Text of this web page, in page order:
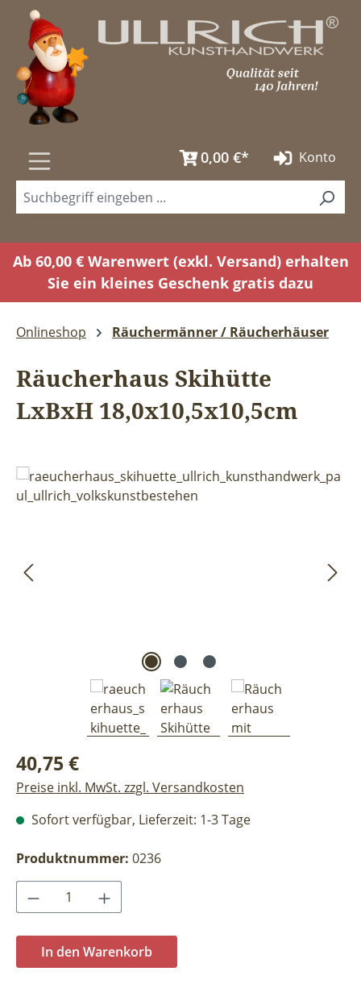
Zum Hauptinhalt springen
0,00 €* Konto
Ab 60,00 € Warenwert (exkl. Versand) erhalten
Sie ein kleines Geschenk gratis dazu
Onlineshop Räuchermänner / Räucherhäuser
Räucherhaus Skihütte
LxBxH 18,0x10,5x10,5cm
Bildergalerie überspringen
Regulärer Preis:
40,75 €
Preise inkl. MwSt. zzgl. Versandkosten
Sofort verfügbar, Lieferzeit: 1-3 Tage
Produktnummer: 0236
Produkt Anzahl: Gib den gewünschten
In den Warenkorb